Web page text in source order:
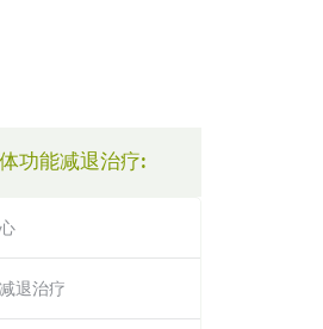
功能减退治疗:
退治疗